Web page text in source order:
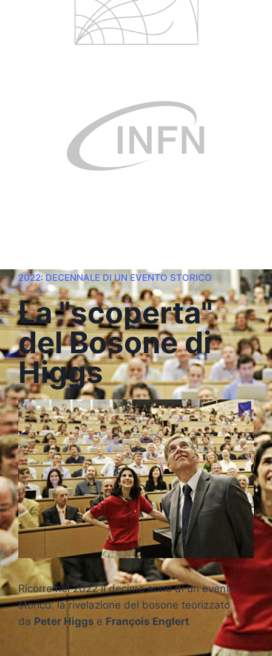
2022: DECENNALE DI UN EVENTO STORICO
La "scoperta"
del Bosone di
Higgs
Ricorre nel 2022 il decimo anno di un evento
storico: la rivelazione del bosone teorizzato
da Peter Higgs e François Englert